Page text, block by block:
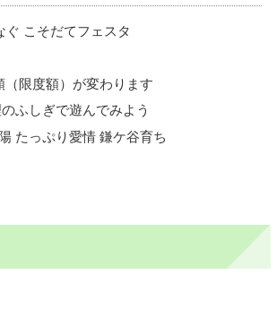
ぐ こそだてフェスタ
限度額）が変わります
ふしぎで遊んでみよう
たっぷり愛情 鎌ケ谷育ち